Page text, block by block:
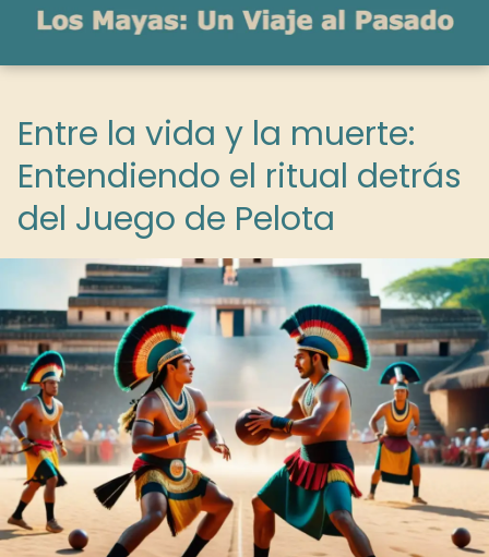
Entre la vida y la muerte:
Entendiendo el ritual detrás
del Juego de Pelota